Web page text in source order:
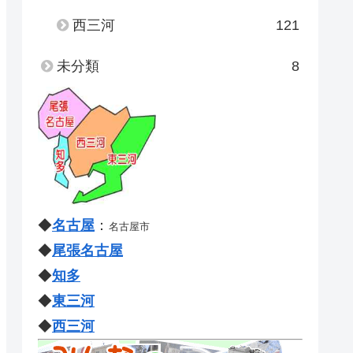
西三河 121
未分類 8
◆名古屋 ： 名古屋市
◆尾張名古屋
◆知多
◆東三河
◆西三河